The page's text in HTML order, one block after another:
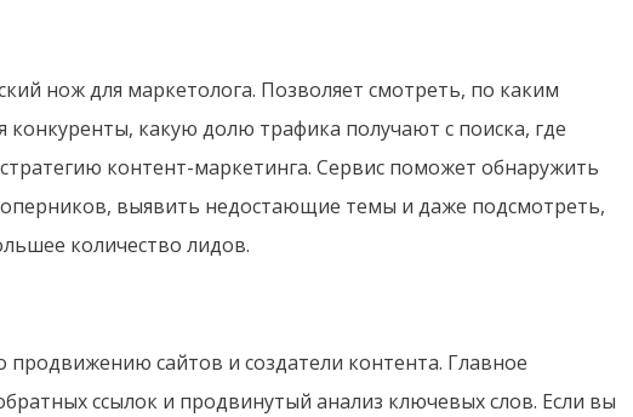
нож для маркетолога. Позволяет смотреть, по каким
какую долю трафика получают с поиска, где
контент-маркетинга. Сервис поможет обнаружить
выявить недостающие темы и даже подсмотреть,
количество лидов.
сайтов и создатели контента. Главное
ссылок и продвинутый анализ ключевых слов. Если вы